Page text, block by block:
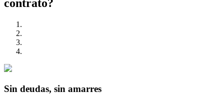
contrato?
Sin deudas, sin amarres